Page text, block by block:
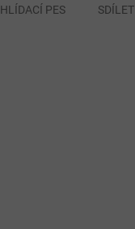
HLÍDACÍ PES SDÍLET